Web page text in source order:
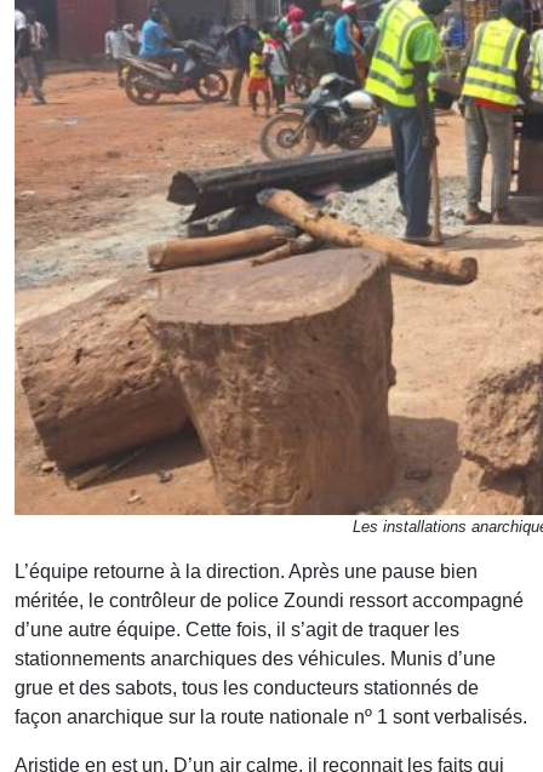
Les installations
L’équipe retourne à la direction. Après une pause bien
méritée, le contrôleur de police Zoundi ressort accompagné
d’une autre équipe. Cette fois, il s’agit de traquer les
stationnements anarchiques des véhicules. Munis d’une
grue et des sabots, tous les conducteurs stationnés de
façon anarchique sur la route nationale nº 1 sont verbalisés.
Aristide en est un. D’un air calme, il reconnait les faits qui